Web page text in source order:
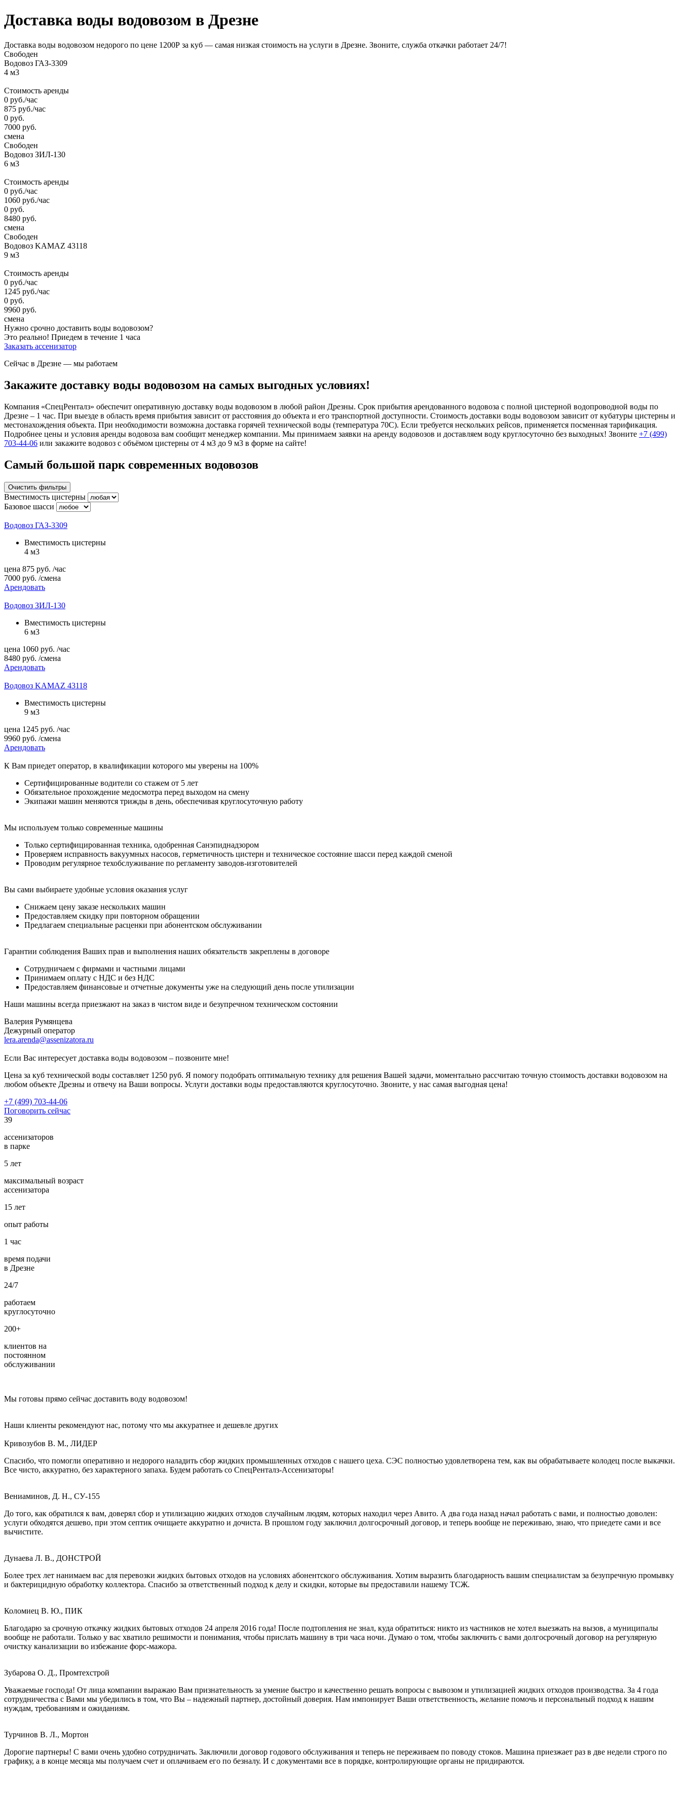
Доставка воды водовозом в Дрезне
Доставка воды водовозом недорого по цене 1200Р за куб — самая низкая стоимость на услуги в Дрезне. Звоните, служба откачки работает 24/7!
Свободен
Водовоз ГАЗ-3309
4 м3
Стоимость аренды
0 руб./час
875 руб./час
0 руб.
7000 руб.
смена
Свободен
Водовоз ЗИЛ-130
6 м3
Стоимость аренды
0 руб./час
1060 руб./час
0 руб.
8480 руб.
смена
Свободен
Водовоз KAMAZ 43118
9 м3
Стоимость аренды
0 руб./час
1245 руб./час
0 руб.
9960 руб.
смена
Нужно срочно доставить воды водовозом?
Это реально! Приедем в течение 1 часа
Заказать ассенизатор
Сейчас в Дрезне — мы работаем
Закажите доставку воды водовозом на самых выгодных условиях!
Компания «СпецРенталз» обеспечит оперативную доставку воды водовозом в любой район Дрезны. Срок прибытия арендованного водовоза с полной цистерной водопроводной воды по
Дрезне – 1 час. При выезде в область время прибытия зависит от расстояния до объекта и его транспортной доступности. Стоимость доставки воды водовозом зависит от кубатуры цистерны и
местонахождения объекта. При необходимости возможна доставка горячей технической воды (температура 70С). Если требуется нескольких рейсов, применяется посменная тарификация.
Подробнее цены и условия аренды водовоза вам сообщит менеджер компании. Мы принимаем заявки на аренду водовозов и доставляем воду круглосуточно без выходных! Звоните +7 (499)
703-44-06 или закажите водовоз с объёмом цистерны от 4 м3 до 9 м3 в форме на сайте!
Самый большой парк современных водовозов
Очистить фильтры
Вместимость цистерны
Базовое шасси
Водовоз ГАЗ-3309
Вместимость цистерны
4 м3
цена 875 руб. /час
7000 руб. /смена
Арендовать
Водовоз ЗИЛ-130
Вместимость цистерны
6 м3
цена 1060 руб. /час
8480 руб. /смена
Арендовать
Водовоз KAMAZ 43118
Вместимость цистерны
9 м3
цена 1245 руб. /час
9960 руб. /смена
Арендовать
К Вам приедет оператор, в квалификации которого мы уверены на 100%
Сертифицированные водители со стажем от 5 лет
Обязательное прохождение медосмотра перед выходом на смену
Экипажи машин меняются трижды в день, обеспечивая круглосуточную работу
Мы используем только современные машины
Только сертифицированная техника, одобренная Санэпиднадзором
Проверяем исправность вакуумных насосов, герметичность цистерн и техническое состояние шасси перед каждой сменой
Проводим регулярное техобслуживание по регламенту заводов-изготовителей
Вы сами выбираете удобные условия оказания услуг
Снижаем цену заказе нескольких машин
Предоставляем скидку при повторном обращении
Предлагаем специальные расценки при абонентском обслуживании
Гарантии соблюдения Ваших прав и выполнения наших обязательств закреплены в договоре
Сотрудничаем с фирмами и частными лицами
Принимаем оплату с НДС и без НДС
Предоставляем финансовые и отчетные документы уже на следующий день после утилизации
Наши машины всегда приезжают на заказ в чистом виде и безупречном техническом состоянии
Валерия Румянцева
Дежурный оператор
lera.arenda@assenizatora.ru
Если Ваc интересует доставка воды водовозом – позвоните мне!
Цена за куб технической воды составляет 1250 руб. Я помогу подобрать оптимальную технику для решения Вашей задачи, моментально рассчитаю точную стоимость доставки водовозом на
любом объекте Дрезны и отвечу на Ваши вопросы. Услуги доставки воды предоставляются круглосуточно. Звоните, у нас самая выгодная цена!
+7 (499) 703-44-06
Поговорить сейчас
39
ассенизаторов
в парке
5 лет
максимальный возраст
ассенизатора
15 лет
опыт работы
1 час
время подачи
в Дрезне
24/7
работаем
круглосуточно
200+
клиентов на
постоянном
обслуживании
Мы готовы прямо сейчас доставить воду водовозом!
Наши клиенты рекомендуют нас, потому что мы аккуратнее и дешевле других
Кривозубов В. М., ЛИДЕР
Спасибо, что помогли оперативно и недорого наладить сбор жидких промышленных отходов с нашего цеха. СЭС полностью удовлетворена тем, как вы обрабатываете колодец после выкачки.
Все чисто, аккуратно, без характерного запаха. Будем работать со СпецРенталз-Ассенизаторы!
Вениаминов, Д. Н., СУ-155
До того, как обратился к вам, доверял сбор и утилизацию жидких отходов случайным людям, которых находил через Авито. А два года назад начал работать с вами, и полностью доволен:
услуги обходятся дешево, при этом септик очищаете аккуратно и дочиста. В прошлом году заключил долгосрочный договор, и теперь вообще не переживаю, знаю, что приедете сами и все
вычистите.
Дунаева Л. В., ДОНСТРОЙ
Более трех лет нанимаем вас для перевозки жидких бытовых отходов на условиях абонентского обслуживания. Хотим выразить благодарность вашим специалистам за безупречную промывку
и бактерицидную обработку коллектора. Спасибо за ответственный подход к делу и скидки, которые вы предоставили нашему ТСЖ.
Коломиец В. Ю., ПИК
Благодарю за срочную откачку жидких бытовых отходов 24 апреля 2016 года! После подтопления не знал, куда обратиться: никто из частников не хотел выезжать на вызов, а муниципалы
вообще не работали. Только у вас хватило решимости и понимания, чтобы прислать машину в три часа ночи. Думаю о том, чтобы заключить с вами долгосрочный договор на регулярную
очистку канализации во избежание форс-мажора.
Зубарова О. Д., Промтехстрой
Уважаемые господа! От лица компании выражаю Вам признательность за умение быстро и качественно решать вопросы с вывозом и утилизацией жидких отходов производства. За 4 года
сотрудничества с Вами мы убедились в том, что Вы – надежный партнер, достойный доверия. Нам импонирует Ваши ответственность, желание помочь и персональный подход к нашим
нуждам, требованиям и ожиданиям.
Турчинов В. Л., Мортон
Дорогие партнеры! С вами очень удобно сотрудничать. Заключили договор годового обслуживания и теперь не переживаем по поводу стоков. Машина приезжает раз в две недели строго по
графику, а в конце месяца мы получаем счет и оплачиваем его по безналу. И с документами все в порядке, контролирующие органы не придираются.